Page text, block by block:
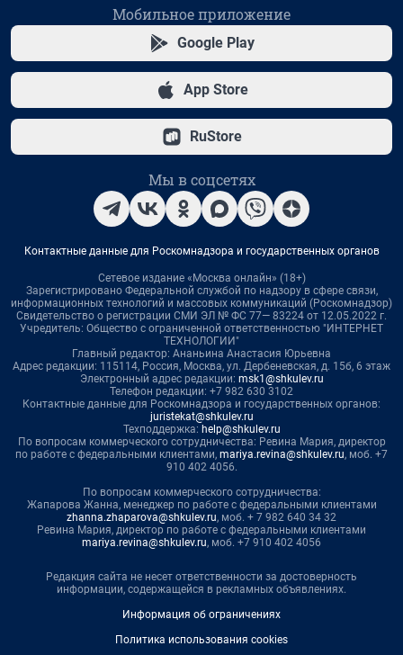
Мобильное приложение
Google Play
App Store
RuStore
Мы в соцсетях
Контактные данные для Роскомнадзора и государственных органов
Сетевое издание «Москва онлайн» (18+)
Зарегистрировано Федеральной службой по надзору в сфере связи,
информационных технологий и массовых коммуникаций (Роскомнадзор)
Свидетельство о регистрации СМИ ЭЛ № ФС 77— 83224 от 12.05.2022 г.
Учредитель: Общество с ограниченной ответственностью "ИНТЕРНЕТ
ТЕХНОЛОГИИ"
Главный редактор: Ананьина Анастасия Юрьевна
Адрес редакции: 115114, Россия, Москва, ул. Дербеневская, д. 15б, 6 этаж
Электронный адрес редакции: msk1@shkulev.ru
Телефон редакции: +7 982 630 3102
Контактные данные для Роскомнадзора и государственных органов:
juristekat@shkulev.ru
Техподдержка: help@shkulev.ru
По вопросам коммерческого сотрудничества: Ревина Мария, директор
по работе с федеральными клиентами, mariya.revina@shkulev.ru, моб. +7
910 402 4056.
По вопросам коммерческого сотрудничества:
Жапарова Жанна, менеджер по работе с федеральными клиентами
zhanna.zhaparova@shkulev.ru, моб. + 7 982 640 34 32
Ревина Мария, директор по работе с федеральными клиентами
mariya.revina@shkulev.ru, моб. +7 910 402 4056
Редакция сайта не несет ответственности за достоверность
информации, содержащейся в рекламных объявлениях.
Информация об ограничениях
Политика использования cookies